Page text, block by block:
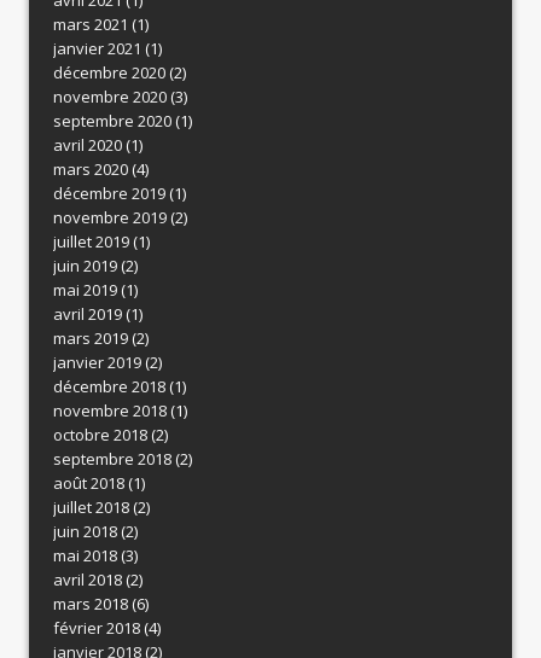
mars 2021 (1)
janvier 2021 (1)
décembre 2020(2)
novembre 2020(3)
septembre 2020(1)
avril 2020(1)
mars 2020(4)
décembre 2019(1)
novembre 2019(2)
juillet 2019(1)
juin 2019(2)
mai 2019(1)
avril 2019(1)
mars 2019(2)
janvier 2019(2)
décembre 2018(1)
novembre 2018(1)
octobre 2018(2)
septembre 2018(2)
août 2018(1)
juillet 2018(2)
juin 2018(2)
mai 2018(3)
avril 2018(2)
mars 2018(6)
février 2018(4)
janvier 2018(2)